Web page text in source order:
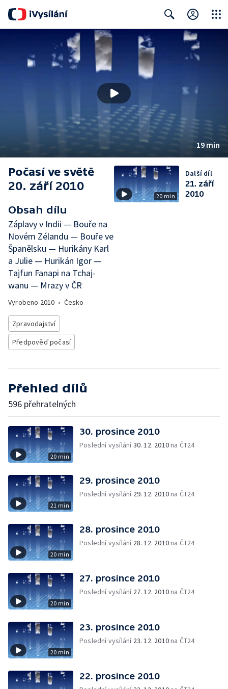
19 min
Počasí ve světě
20. září 2010
Obsah dílu
Záplavy v Indii — Bouře na
Novém Zélandu — Bouře ve
Španělsku — Hurikány Karl
a Julie — Hurikán Igor —
Tajfun Fanapi na Tchaj-
wanu — Mrazy v ČR
Vyrobeno 2010 • Česko
Zpravodajství
Předpověď počasí
20 min
Další díl
21. září
2010
Přehled dílů
596 přehratelných
20 min
30. prosince 2010
Poslední vysílání30. 12. 2010na ČT24
21 min
29. prosince 2010
Poslední vysílání 29. 12. 2010na ČT24
20 min
28. prosince 2010
Poslední vysílání 28. 12. 2010na ČT24
20 min
27. prosince 2010
Poslední vysílání 27. 12. 2010na ČT24
20 min
23. prosince 2010
Poslední vysílání 23. 12. 2010na ČT24
22. prosince 2010